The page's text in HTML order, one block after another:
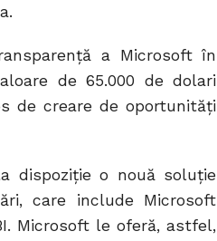
a Microsoft în
de 65.000 de dolari
de creare de oportunități
dispoziție o nouă soluție
care include Microsoft
Microsoft le oferă, astfel,